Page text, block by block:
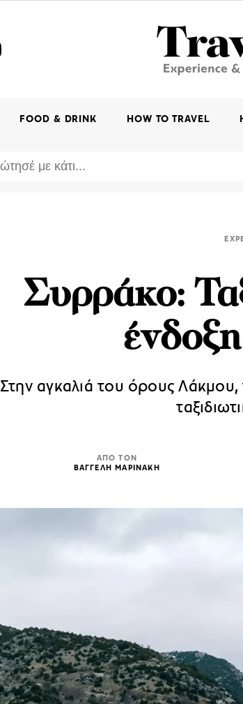
FOOD & DRINK HOW TO TRAVEL
Συρράκο:
Στην αγκαλιά του όρους
ΑΠΟ ΤΟΝ
ΒΑΓΓΕΛΗ ΜΑΡΙΝΑΚΗ